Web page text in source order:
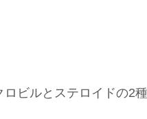
ビルとステロイドの2種